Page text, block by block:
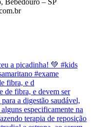
fibra, e d